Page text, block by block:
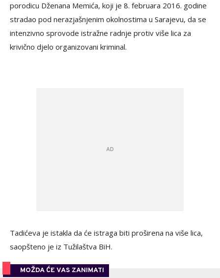
porodicu Dženana Memića, koji je 8. februara 2016. godine
stradao pod nerazjašnjenim okolnostima u Sarajevu, da se
intenzivno sprovode istražne radnje protiv više lica za
krivično djelo organizovani kriminal.
Tadićeva je istakla da će istraga biti proširena na više lica,
saopšteno je iz Tužilaštva BiH.
MOŽDA ĆE VAS ZANIMATI